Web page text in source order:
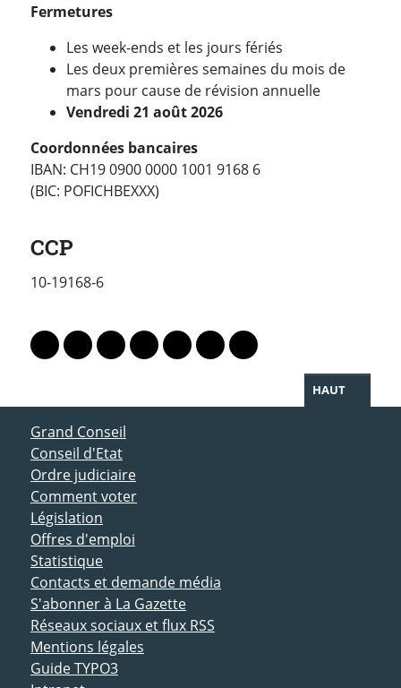
Fermetures
Les week-ends et les jours fériés
Les deux premières semaines du mois de
mars pour cause de révision annuelle
Vendredi 21 août 2026
Coordonnées bancaires
IBAN: CH19 0900 0000 1001 9168 6
(BIC: POFICHBEXXX)
CCP
10-19168-6
Lien vers le profil Mastodon
Lien vers le profil Bluesky
Lien vers le profil Instagram
Lien vers le profil Linkedin
Lien vers le profil Facebook
Lien vers le profil Twitter
Partager par WhatsApp
HAUT
ACCÈS DIRECT
Grand Conseil
Conseil d'Etat
Ordre judiciaire
Comment voter
Législation
Offres d'emploi
Statistique
Contacts et demande média
S'abonner à La Gazette
Réseaux sociaux et flux RSS
Mentions légales
Guide TYPO3